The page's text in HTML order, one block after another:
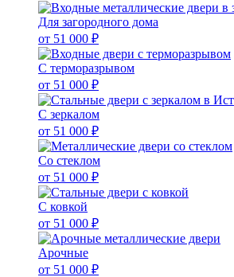
Для загородного дома
от 51 000 ₽
С терморазрывом
от 51 000 ₽
С зеркалом
от 51 000 ₽
Со стеклом
от 51 000 ₽
С ковкой
от 51 000 ₽
Арочные
от 51 000 ₽